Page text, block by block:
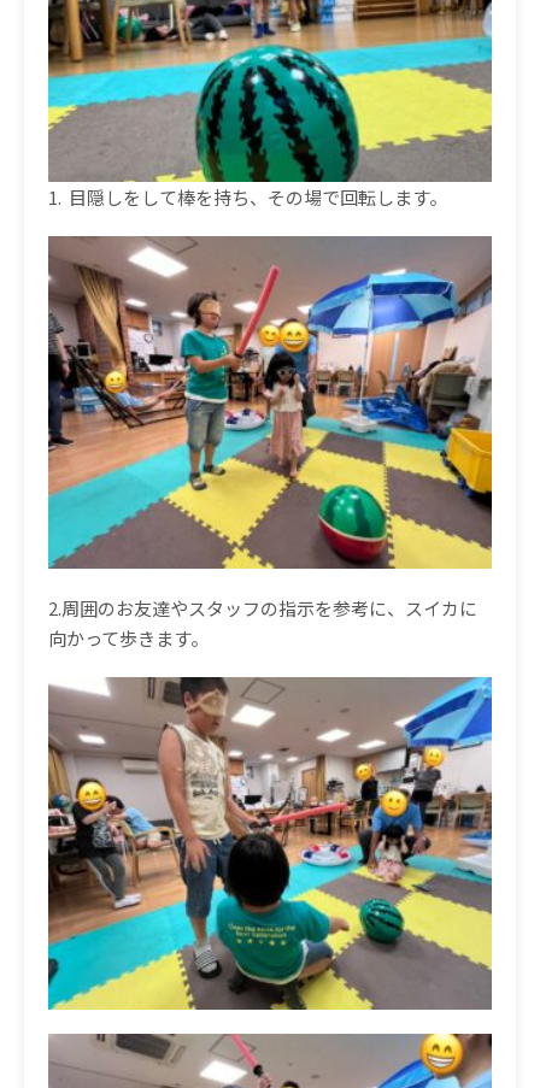
1. 目隠しをして棒を持ち、その場で回転します。
2.周囲のお友達やスタッフの指示を参考に、スイカに
向かって歩きます。